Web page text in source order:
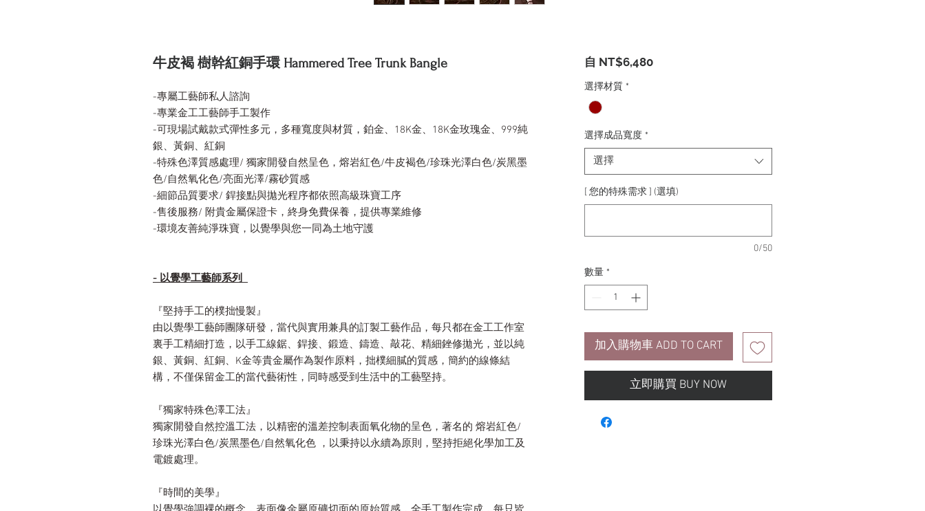
牛皮褐 樹幹紅銅手環 Hammered Tree Trunk Bangle
-專屬工藝師私人諮詢
-專業金工工藝師手工製作
-可現場試戴款式彈性多元，多種寬度與材質，鉑金、18K金、18K金玫瑰金、999純
銀、黃銅、紅銅
-特殊色澤質感處理/ 獨家開發自然呈色，熔岩紅色/牛皮褐色/珍珠光澤白色/炭黑墨
色/自然氧化色/亮面光澤/霧砂質感
-細節品質要求/ 銲接點與拋光程序都依照高級珠寶工序
-售後服務/ 附貴金屬保證卡，終身免費保養，提供專業維修
-環境友善純淨珠寶，以覺學與您一同為土地守護
- 以覺學工藝師系列
『堅持手工的樸拙慢製』
由以覺學工藝師團隊研發，當代與實用兼具的訂製工藝作品，每只都在金工工作室
裏手工精細打造，以手工線鋸、銲接、鍛造、鑄造、敲花、精細銼修拋光，並以純
銀、黃銅、紅銅、K金等貴金屬作為製作原料，拙樸細膩的質感，簡約的線條結
構，不僅保留金工的當代藝術性，同時感受到生活中的工藝堅持。
『獨家特殊色澤工法』
獨家開發自然控溫工法，以精密的溫差控制表面氧化物的呈色，著名的 熔岩紅色/
珍珠光澤白色/炭黑墨色/自然氧化色 ，以秉持以永續為原則，堅持拒絕化學加工及
電鍍處理。
『時間的美學』
自 NT$6,480促
選擇材質 *
選擇成品寬度 *
選擇
[ 您的特殊需求 ] (選填)
0/50
數量 *
加入購物車 ADD TO CART
立即購買 BUY NOW